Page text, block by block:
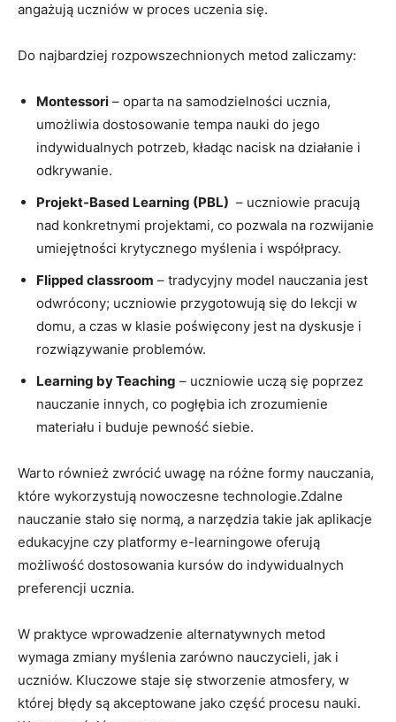
angażują ‌uczniów w proces uczenia się.
Do najbardziej ⁢rozpowszechnionych metod zaliczamy:
Montessori – oparta na samodzielności ucznia,
umożliwia dostosowanie tempa⁢ nauki do jego
indywidualnych‌ potrzeb, kładąc nacisk na działanie i
odkrywanie.
Projekt-Based Learning (PBL) ⁢ – uczniowie​ pracują
nad konkretnymi projektami,‌ co pozwala na rozwijanie⁣
umiejętności krytycznego myślenia i współpracy.
Flipped classroom – tradycyjny model nauczania​ jest‌
odwrócony; uczniowie przygotowują się do‌ lekcji w​
domu, a ‌czas w klasie ​poświęcony jest na dyskusje i
rozwiązywanie‌ problemów.
Learning by Teaching – uczniowie‌ uczą się poprzez
⁣nauczanie innych, ⁤co pogłębia ich ‍zrozumienie
materiału i buduje pewność siebie.
Warto również ⁢zwrócić uwagę na różne formy nauczania,
które⁢ wykorzystują‍ nowoczesne technologie.Zdalne
⁢nauczanie‍ stało się ​normą, a narzędzia ⁤takie‍ jak aplikacje
edukacyjne czy ‌platformy e-learningowe oferują
możliwość ‍dostosowania kursów do indywidualnych
preferencji ​ucznia.
W⁤ praktyce wprowadzenie alternatywnych metod
‌wymaga zmiany myślenia zarówno nauczycieli,‍ jak i
uczniów.⁣ Kluczowe staje się stworzenie atmosfery, w‌
której błędy są‌ akceptowane ⁤jako część procesu nauki.⁣